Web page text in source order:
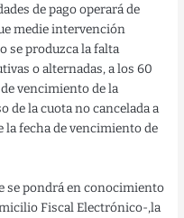
de pago operará de
medie intervención
se produzca la falta
o alternadas, a los 60
vencimiento de la
de la cuota no cancelada a
la fecha de vencimiento de
se pondrá en conocimiento
Fiscal Electrónico-,la